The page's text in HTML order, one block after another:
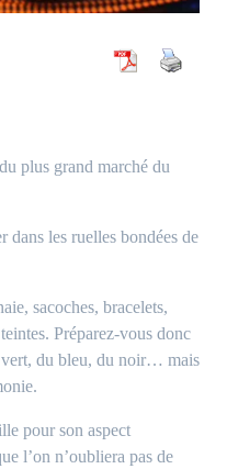
plus grand marché du
dans les ruelles bondées de
sacoches, bracelets,
Préparez-vous donc
vert, du bleu, du noir… mais
pour son aspect
l’on n’oubliera pas de